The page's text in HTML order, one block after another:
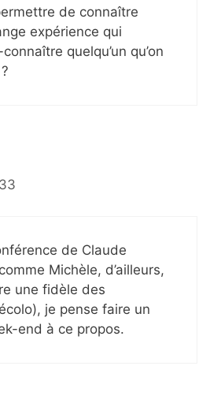
de connaître
expérience qui
quelqu’un qu’on
de Claude
Michèle, d’ailleurs,
une fidèle des
je pense faire un
end à ce propos.